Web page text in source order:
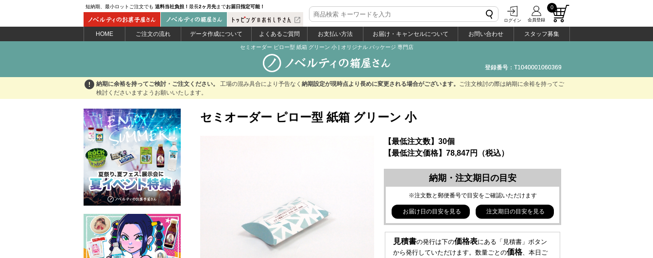
セミオーダー ピロー型 紙箱 グリーン 小| オリジナル パッケージ 専門店
open_in_new
短納期、最小ロットご注文でも 送料当社負担！ 最長2ヶ月先までお届日指定可能！
ログイン 会員登録
0
HOME ご注文の流れ データ作成について よくあるご質問 お支払い方法 お届け・キャンセルについて お問い合わせ スタッフ募集
登録番号：T1040001060369
error 納期に余裕を持ってご検討・ご注文ください。 工場の混み具合により予告なく 納期設定が現時点より長めに変更される場合がございます。 ご注文検討の際は納期に余裕を持ってご
検討くださいますようお願いいたします。
登録番号：T1040001060369
セミオーダー ピロー型 紙箱 グリーン 小
【最低注文数】30個
【最低注文価格】78,847円（税込）
納期・注文期日の目安
※注文数と郵便番号で目安をご確認いただけます
お届け日の目安を見る 注文期日の目安を見る
見積書の発行は下の価格表にある「見積書」ボタン
から発行していただけます。数量ごとの価格、本日ご